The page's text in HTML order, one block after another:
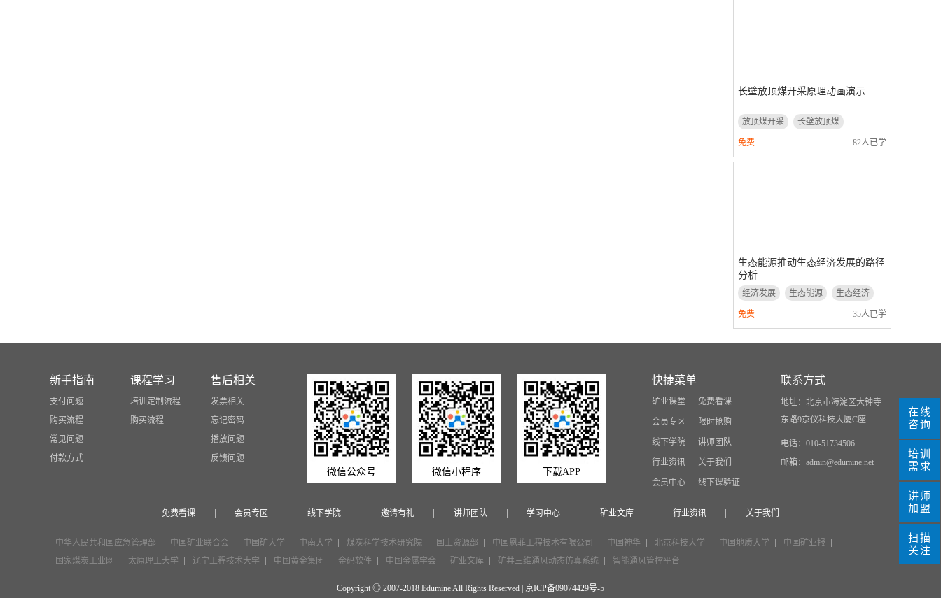
长壁放顶煤开采原理动画演示
放顶煤开采
长壁放顶煤
动画演示
免费 82人已学
生态能源推动生态经济发展的路径
分析...
经济发展 生态能源 生态经济
免费 35人已学
新手指南
支付问题
购买流程
常见问题
付款方式
课程学习
培训定制流程
购买流程
售后相关
发票相关
忘记密码
播放问题
反馈问题
微信公众号 微信小程序 下载APP
快捷菜单
矿业课堂 免费看课
会员专区 限时抢购
线下学院 讲师团队
行业资讯 关于我们
会员中心 线下课验证
联系方式
地址：北京市海淀区大钟寺
东路9京仪科技大厦C座
电话：010-51734506
邮箱：admin@edumine.net
免费看课 会员专区 线下学院 邀请有礼 讲师团队 学习中心 矿业文库 行业资讯 关于我们
中华人民共和国应急管理部 中国矿业联合会 中国矿大学 中南大学 煤炭科学技术研究院 国土资源部 中国恩菲工程技术有限公司 中国神华 北京科技大学 中国地质大学
中国矿业报
国家煤炭工业网
太原理工大学 辽宁工程技术大学 中国黄金集团 金码软件 中国金属学会 矿业文库 矿井三维通风动态仿真系统 智能通风管控平台
Copyright ◎ 2007-2018 Edumine All Rights Reserved | 京ICP备09074429号-5
在线
咨询
培训
需求
讲师
加盟
扫描
关注